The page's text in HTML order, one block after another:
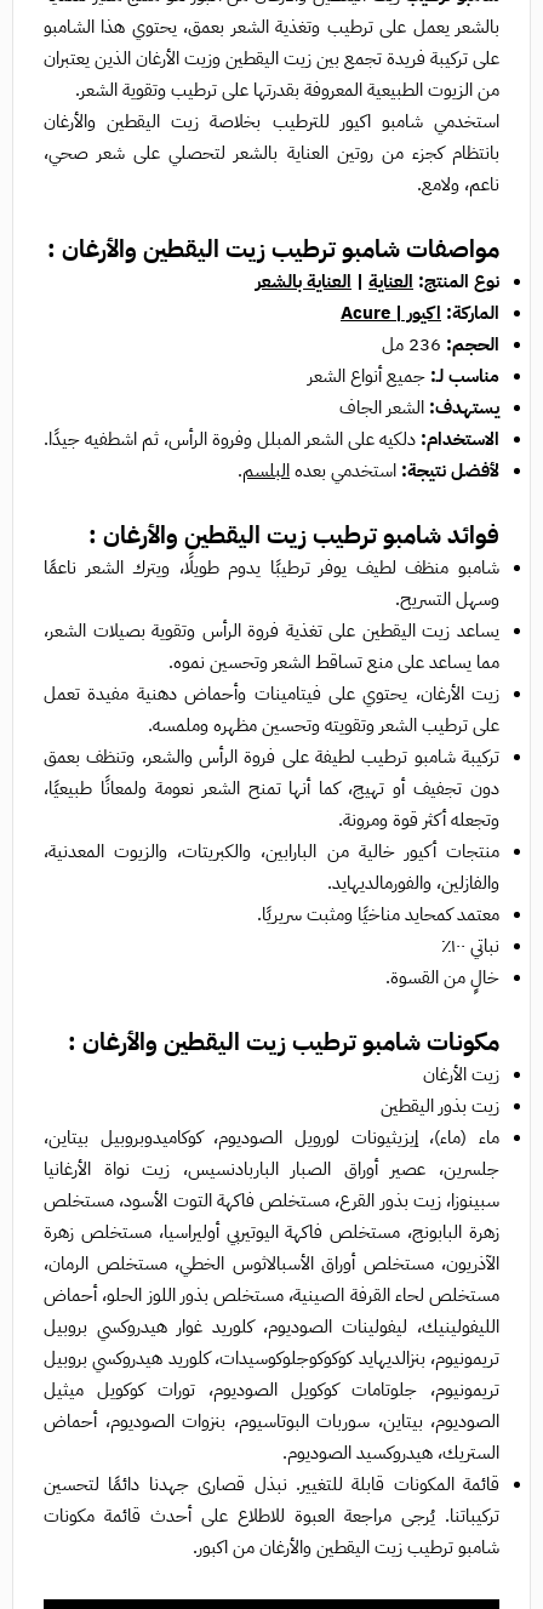
بالشعر يعمل على ترطيب وتغذية الشعر بعمق، يحتوي هذا الشامبو
على تركيبة فريدة تجمع بين زيت اليقطين وزيت الأرغان الذين يعتبران
من الزيوت الطبيعية المعروفة بقدرتها على ترطيب وتقوية الشعر.
استخدمي شامبو اكيور للترطيب بخلاصة زيت اليقطين والأرغان
بانتظام كجزء من روتين العناية بالشعر لتحصلي على شعر صحي،
ناعم، ولامع.
مواصفات شامبو ترطيب زيت اليقطين والأرغان :
نوع المنتج: العناية | العناية بالشعر
الماركة: اكيور | Acure
الحجم:
مناسب لـ: جميع أنواع الشعر
يستهدف: الشعر الجاف
الاستخدام: دلكيه على الشعر المبلل وفروة الرأس، ثم اشطفيه جيدًا.
لأفضل نتيجة: استخدمي بعدهالبلسم.
فوائد شامبو ترطيب زيت اليقطين والأرغان :
شامبو منظف لطيف يوفر ترطيبًا يدوم طويلًا، ويترك الشعر ناعمًا
وسهل التسريح.
يساعد زيت اليقطين على تغذية فروة الرأس وتقوية بصيلات الشعر،
مما يساعد على منع تساقط الشعر وتحسين نموه.
زيت الأرغان، يحتوي على فيتامينات وأحماض دهنية مفيدة تعمل
على ترطيب الشعر وتقويته وتحسين مظهره وملمسه.
تركيبة شامبو ترطيب لطيفة على فروة الرأس والشعر، وتنظف بعمق
دون تجفيف أو تهيج، كما أنها تمنح الشعر نعومة ولمعانًا طبيعيًا،
وتجعله أكثر قوة ومرونة.
منتجات أكيور خالية من البارابين، والكبريتات، والزيوت المعدنية،
والفازلين، والفورمالديهايد.
معتمد كمحايد مناخيًا ومثبت سريريًا.
نباتي ١٠٠٪
خالٍ من القسوة.
مكونات شامبو ترطيب زيت اليقطين والأرغان :
زيت الأرغان
زيت بذور اليقطين
ماء (ماء)، إيزيثيونات لورويل الصوديوم، كوكاميدوبروبيل بيتاين،
جلسرين، عصير أوراق الصبار الباربادنسيس، زيت نواة الأرغانيا
سبينوزا، زيت بذور القرع، مستخلص فاكهة التوت الأسود، مستخلص
زهرة البابونج، مستخلص فاكهة اليوتيربي أوليراسيا، مستخلص زهرة
الآذريون، مستخلص أوراق الأسبالاثوس الخطي، مستخلص الرمان،
مستخلص لحاء القرفة الصينية، مستخلص بذور اللوز الحلو، أحماض
الليفولينيك، ليفولينات الصوديوم، كلوريد غوار هيدروكسي بروبيل
تريمونيوم، بنزالديهايد كوكوكوجلوكوسيدات، كلوريد هيدروكسي بروبيل
تريمونيوم، جلوتامات كوكويل الصوديوم، تورات كوكويل ميثيل
الصوديوم، بيتاين، سوربات البوتاسيوم، بنزوات الصوديوم، أحماض
الستريك، هيدروكسيد الصوديوم.
قائمة المكونات قابلة للتغيير. نبذل قصارى جهدنا دائمًا لتحسين
تركيباتنا. يُرجى مراجعة العبوة للاطلاع على أحدث قائمة مكونات
شامبو ترطيب زيت اليقطين والأرغان من اكبور.